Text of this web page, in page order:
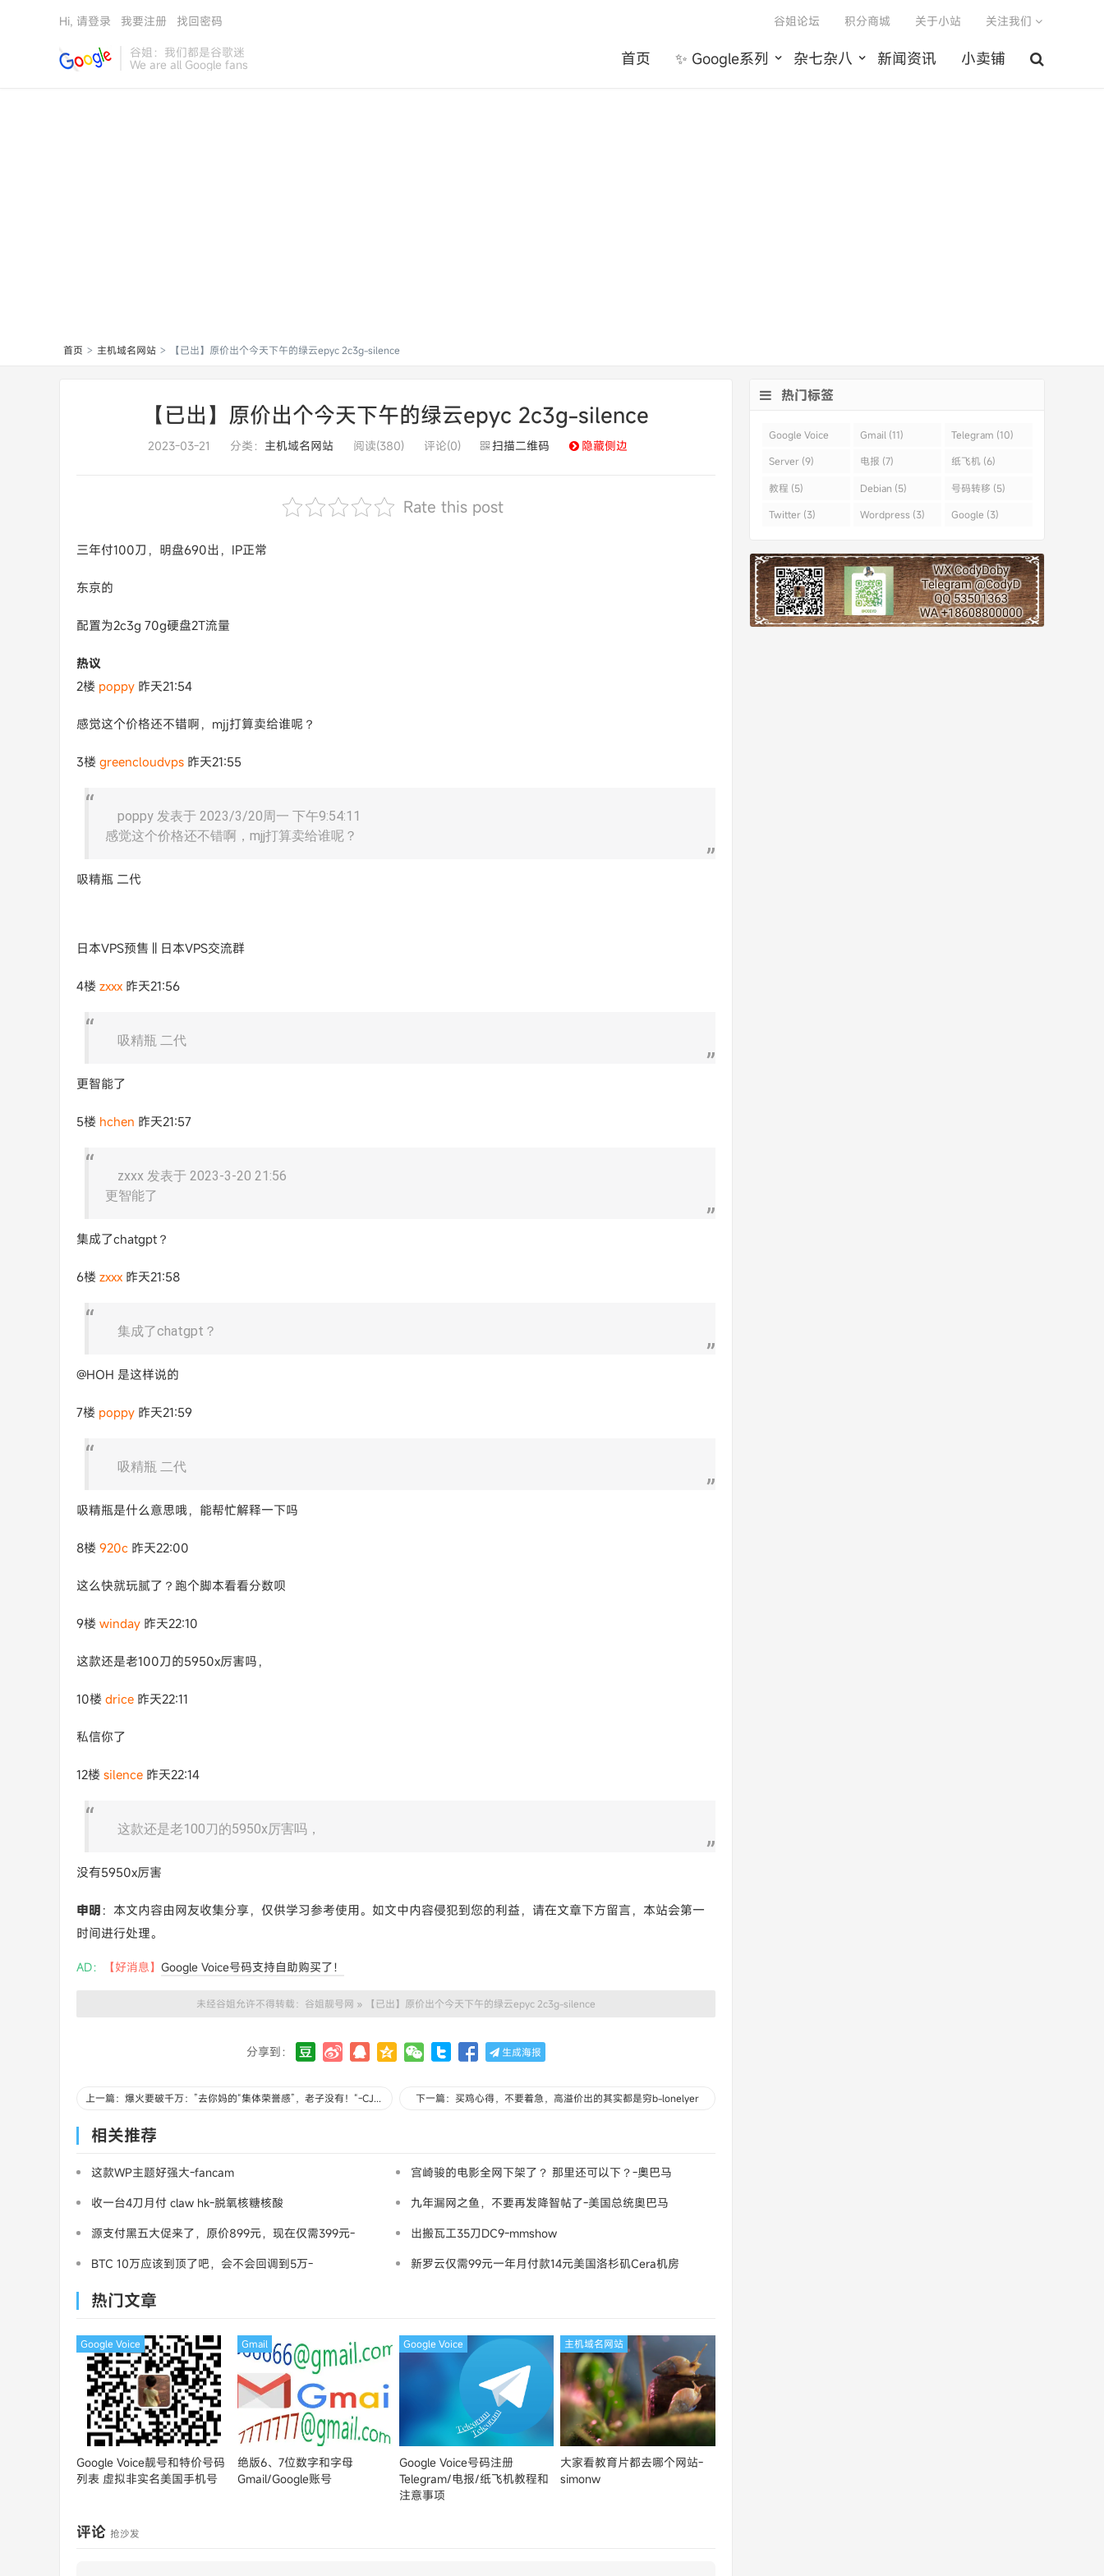
谷姐：我们都是谷歌迷
We are all Google fans 首页 ✨ Google系列 杂七杂八 新闻资讯 小卖铺
谷姐论坛 积分商城 关于小站 关注我们
Hi, 请登录 我要注册 找回密码
首页 > 主机域名网站 > 【已出】原价出个今天下午的绿云epyc 2c3g-silence
【已出】原价出个今天下午的绿云epyc 2c3g-silence
2023-03-21 分类： 主机域名网站 阅读(380) 评论(0) 扫描二维码 隐藏侧边
Rate this post
三年付100刀，明盘690出，IP正常
东京的
配置为2c3g 70g硬盘2T流量
热议
2楼 poppy 昨天21:54
感觉这个价格还不错啊，mjj打算卖给谁呢？
3楼 greencloudvps 昨天21:55
poppy 发表于 2023/3/20周一 下午9:54:11
感觉这个价格还不错啊，mjj打算卖给谁呢？
吸精瓶 二代
日本VPS预售 || 日本VPS交流群
4楼 zxxx 昨天21:56
吸精瓶 二代
更智能了
5楼 hchen 昨天21:57
zxxx 发表于 2023-3-20 21:56
更智能了
集成了chatgpt？
6楼 zxxx 昨天21:58
集成了chatgpt？
@HOH 是这样说的
7楼 poppy 昨天21:59
吸精瓶 二代
吸精瓶是什么意思哦，能帮忙解释一下吗
8楼 920c 昨天22:00
这么快就玩腻了？跑个脚本看看分数呗
9楼 winday 昨天22:10
这款还是老100刀的5950x厉害吗，
10楼 drice 昨天22:11
私信你了
12楼 silence 昨天22:14
这款还是老100刀的5950x厉害吗，
没有5950x厉害
申明 ：本文内容由网友收集分享，仅供学习参考使用。如文中内容侵犯到您的利益，请在文章下方留言，本站会第一
时间进行处理。
AD： 【好消息】 Google Voice号码支持自助购买了！
未经谷姐允许不得转载： 谷姐靓号网 » 【已出】原价出个今天下午的绿云epyc 2c3g-silence
分享到： 生成海报
上一篇：爆火要破千万：”去你妈的“集体荣誉感”，老子没有！“-CJ大牛赚美元 下一篇：买鸡心得，不要着急，高溢价出的其实都是穷b-lonelyer
相关推荐
这款WP主题好强大-fancam
宫崎骏的电影全网下架了？ 那里还可以下？-奧巴马
收一台4刀月付 claw hk-脱氧核糖核酸
九年漏网之鱼，不要再发降智帖了-美国总统奥巴马
源支付黑五大促来了，原价899元，现在仅需399元-
出搬瓦工35刀DC9-mmshow
BTC 10万应该到顶了吧，会不会回调到5万-
新罗云仅需99元一年月付款14元美国洛杉矶Cera机房
热门文章
Google Voice靓号和特价号码
列表 虚拟非实名美国手机号
Google Voice
绝版6、7位数字和字母
Gmail/Google账号
Gmail
Google Voice号码注册
Telegram/电报/纸飞机教程和
注意事项
Google Voice
大家看教育片都去哪个网站-
simonw
主机域名网站
评论 抢沙发
热门标签
Google Voice
(43)
Gmail (11) Telegram (10)
Server (9) 电报 (7) 纸飞机 (6)
教程 (5) Debian (5) 号码转移 (5)
Twitter (3) Wordpress (3) Google (3)